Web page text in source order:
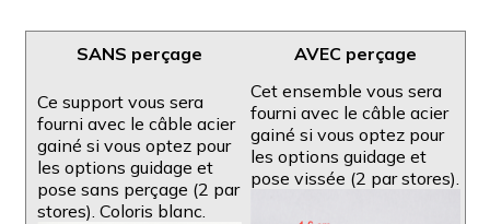
SANS perçage AVEC perçage
Ce support vous sera
fourni avec le câble acier
gainé si vous optez pour
les options guidage et
pose sans perçage (2 par
stores). Coloris blanc.
Cet ensemble vous sera
fourni avec le câble acier
gainé si vous optez pour
les options guidage et
pose vissée (2 par stores).